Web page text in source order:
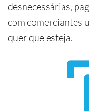
desnecessárias,
com comerciantes
quer que esteja.